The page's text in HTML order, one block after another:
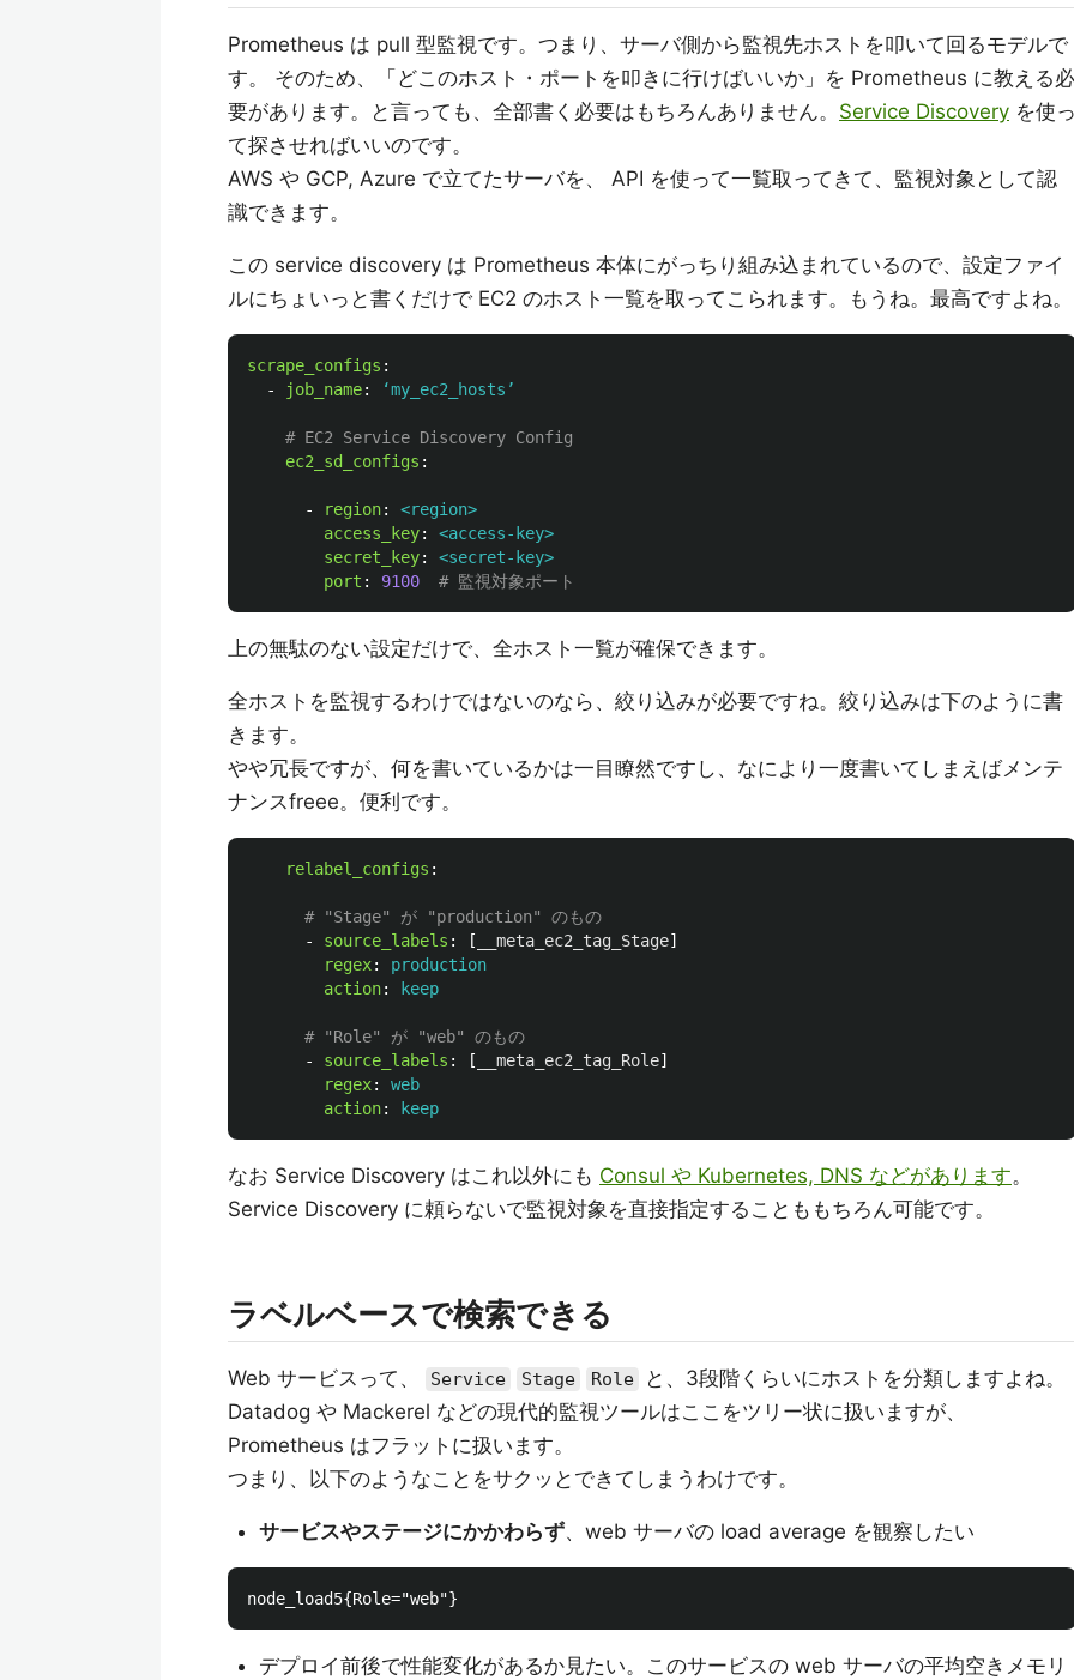
Prometheus は pull 型監視です。つまり、サーバ側から監視先ホストを叩いて回るモデルで
す。 そのため、「どこのホスト・ポートを叩きに行けばいいか」を Prometheus に教える必
要があります。と言っても、全部書く必要はもちろんありません。 Service Discovery を使
て探させればいいのです。
AWS や GCP, Azure で立てたサーバを、 API を使って一覧取ってきて、監視対象として認
識できます。
この service discovery は Prometheus 本体にがっちり組み込まれているので、設定ファイ
ルにちょいっと書くだけで EC2 のホスト一覧を取ってこられます。もうね。最高ですよね。
scrape_configs :
-
job_name: ‘my_ec2_hosts’
# EC2 Service Discovery Config
ec2_sd_configs :
- region:
<region>
access_key:
<access-key>
secret_key:
<secret-key>
port : 9100 # 監視対象ポート
上の無駄のない設定だけで、全ホスト一覧が確保できます。
全ホストを監視するわけではないのなら、絞り込みが必要ですね。絞り込みは下のように書
きます。
やや冗長ですが、何を書いているかは一目瞭然ですし、なにより一度書いてしまえばメンテ
ナンスfreee。便利です。
relabel_configs :
# "Stage" が "production" のもの
-
source_labels : [ __meta_ec2_tag_Stage]
regex:
production
action: keep
# "Role" が "web" のもの
-
source_labels : [ __meta_ec2_tag_Role]
regex:
web
action: keep
なお Service Discovery はこれ以外にも Consul や Kubernetes, DNS などがあります。
Service Discovery に頼らないで監視対象を直接指定することももちろん可能です。
ラベルベースで検索できる
Web サービスって、 Service Stage Role
と、3段階くらいにホストを分類しますよね。
Datadog や Mackerel などの現代的監視ツールはここをツリー状に扱いますが、
Prometheus はフラットに扱います。
つまり、以下のようなことをサクッとできてしまうわけです。
サービスやステージにかかわらず、web サーバの load average を観察したい
デプロイ前後で性能変化があるか見たい。このサービスの web サーバの平均空きメモリ